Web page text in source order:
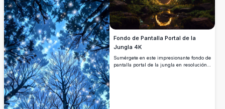
Fondo de Pantalla Portal de la
Jungla 4K
Sumérgete en este impresionante fondo de
pantalla portal de la jungla en resolución